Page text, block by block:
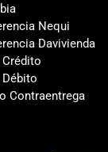
Nequi
Davivienda
Contraentrega